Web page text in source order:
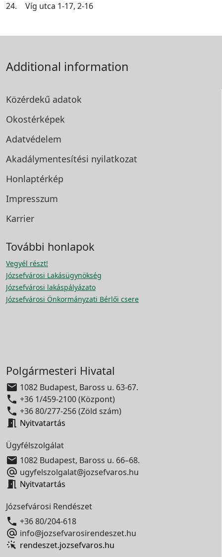
24.
Víg utca 1-17, 2-16
Additional information
Közérdekű adatok
Okostérképek
Adatvédelem
Akadálymentesítési nyilatkozat
Honlaptérkép
Impresszum
Karrier
További honlapok
Vegyél részt!
Józsefvárosi Lakásügynökség
Józsefvárosi lakáspályázato
Józsefvárosi Önkormányzati Bérlői csere
Polgármesteri Hivatal
 1082 Budapest, Baross u. 63-67.
 +36 1/459-2100 (Központ)
 +36 80/277-256 (Zöld szám)
 Nyitvatartás
Ügyfélszolgálat
 1082 Budapest, Baross u. 66–68.
 ugyfelszolgalat@jozsefvaros.hu
 Nyitvatartás
Józsefvárosi Rendészet
 +36 80/204-618
 info@jozsefvarosirendeszet.hu
rendeszet.jozsefvaros.hu